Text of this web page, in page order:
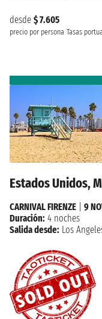
desde $ 7.605
precio por persona Tasas
Estados Unidos,
CARNIVAL FIRENZE
9
Duración: 4 noches
Salida desde: Los